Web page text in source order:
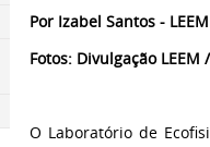
Por Izabel Santos -
Fotos: Divulgação LEEM
O Laboratório de